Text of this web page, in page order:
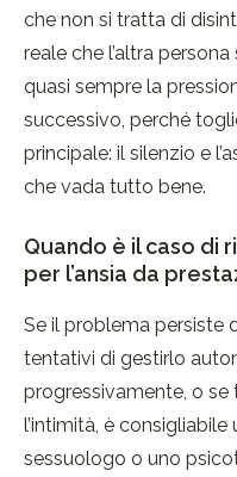
che non si tratta di
reale che l’altra
quasi sempre la
successivo, perché
principale: il silenzio e
che vada tutto bene.
Quando è il caso di
per l’ansia da
Se il problema persiste
tentativi di gestirlo
progressivamente, o
l’intimità, è
sessuologo o uno